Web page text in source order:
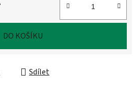
DO KOŠÍKU
Sdílet